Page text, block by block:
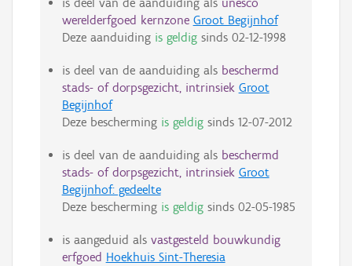
werelderfgoed kernzone Groot Begijnhof
Deze aanduiding is geldigsinds 02-12-1998
is deel van de aanduiding als beschermd
stads- of dorpsgezicht, intrinsiek Groot
Begijnhof
Deze bescherming is geldigsinds 12-07-2012
is deel van de aanduiding als beschermd
stads- of dorpsgezicht, intrinsiek Groot
Begijnhof: gedeelte
Deze bescherming is geldigsinds 02-05-1985
is aangeduid als vastgesteld bouwkundig
erfgoed Hoekhuis Sint-Theresia